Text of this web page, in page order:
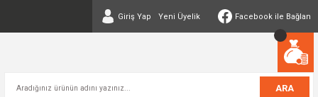
Giriş Yap Yeni Üyelik Facebook ile Bağlan
ARA